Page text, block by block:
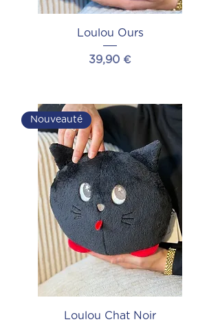
Loulou Ours
Prix
39,90 €
Nouveauté
Loulou Chat Noir